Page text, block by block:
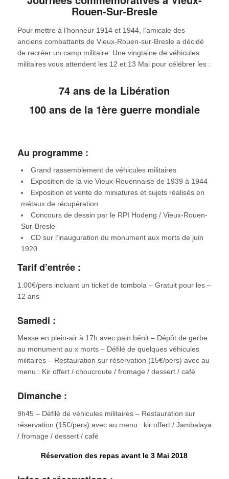
Rouen-Sur-Bresle
Pour mettre à l’honneur 1914 et 1944, l’amicale des
anciens combattants de Vieux-Rouen-sur-Bresle a décidé
de recréer un camp militaire. Une vingtaine de véhicules
militaires vous attendent les 12 et 13 Mai pour célébrer les :
74 ans de la Libération
100 ans de la 1ère guerre mondiale
Au programme :
Grand rassemblement de véhicules militaires
Exposition de la vie Vieux-Rouennaise de 1939 à 1944
Exposition et vente de miniatures et sujets réalisés en
métaux de récupération
Concours de dessin par le RPI Hodeng / Vieux-Rouen-
Sur-Bresle
CD sur l’inauguration du monument aux morts de juin
1920
Tarif d’entrée :
1.00€/pers incluant un ticket de tombola – Gratuit pour les –
12 ans
Samedi :
Messe en plein-air à 17h avec pain bénit – Dépôt de gerbe
au monument au x morts – Défilé de quelques véhicules
militaires – Restauration sur réservation (15€/pers) avec au
menu : Kir offert / choucroute / fromage / dessert / café
Dimanche :
9h45 – Défilé de véhicules militaires – Restauration sur
réservation (15€/pers) avec au menu : kir offert / Jambalaya
/ fromage / dessert / café
Réservation des repas avant le 3 Mai 2018